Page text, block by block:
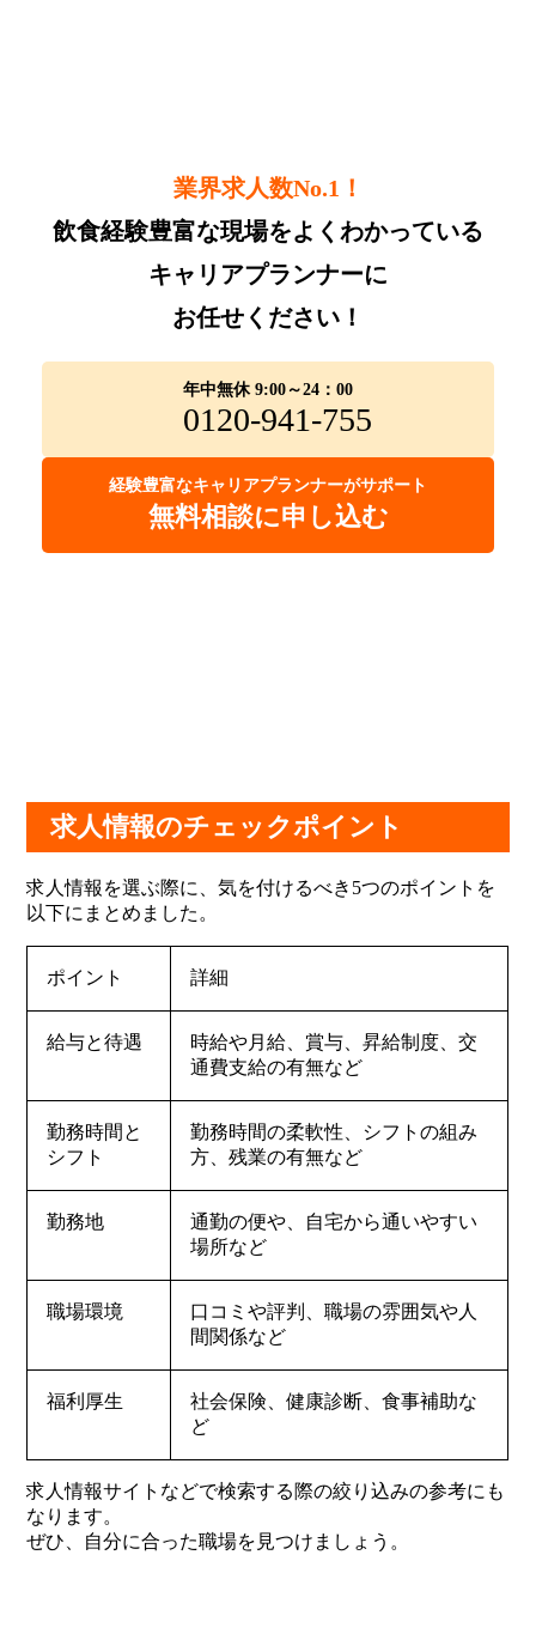
業界求人数No.1！
飲食経験豊富な現場をよくわかっている
キャリアプランナーに
お任せください！
年中無休 9:00～24：00
0120-941-755
経験豊富なキャリアプランナーがサポート
無料相談に申し込む
求人情報のチェックポイント
求人情報を選ぶ際に、気を付けるべき5つのポイントを
以下にまとめました。
ポイント 詳細
給与と待遇
時給や月給、賞与、昇給制度、交
通費支給の有無など
勤務時間と
シフト
勤務時間の柔軟性、シフトの組み
方、残業の有無など
勤務地
通勤の便や、自宅から通いやすい
場所など
職場環境
口コミや評判、職場の雰囲気や人
間関係など
福利厚生
社会保険、健康診断、食事補助な
ど
求人情報サイトなどで検索する際の絞り込みの参考にも
なります。
ぜひ、自分に合った職場を見つけましょう。